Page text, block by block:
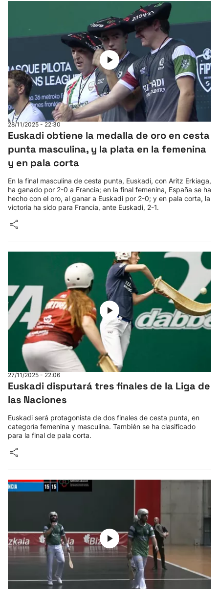
28/11/2025 - 22:30
Euskadi obtiene la medalla de oro en cesta
punta masculina, y la plata en la femenina
y en pala corta
En la final masculina de cesta punta, Euskadi, con Aritz Erkiaga,
ha ganado por 2-0 a Francia; en la final femenina, España se ha
hecho con el oro, al ganar a Euskadi por 2-0; y en pala corta, la
victoria ha sido para Francia, ante Euskadi, 2-1.
27/11/2025 - 22:06
Euskadi disputará tres finales de la Liga de
las Naciones
Euskadi será protagonista de dos finales de cesta punta, en
categoría femenina y masculina. También se ha clasificado
para la final de pala corta.